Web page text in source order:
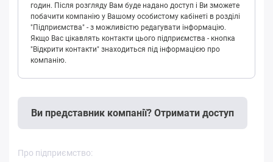
годин. Після розгляду Вам буде надано доступ і Ви зможете
побачити компанію у Вашому особистому кабінеті в розділі
"Підприємства" - з можливістю редагувати інформацію.
Якщо Вас цікавлять контакти цього підприємства - кнопка
"Відкрити контакти" знаходиться під інформацією про
компанію.
Ви представник компанії? Отримати доступ
Про підприємство: